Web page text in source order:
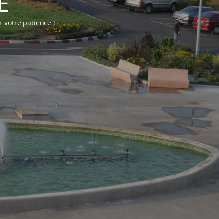
votre patience !